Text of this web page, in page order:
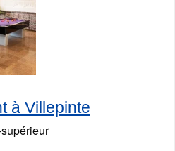
à Villepinte